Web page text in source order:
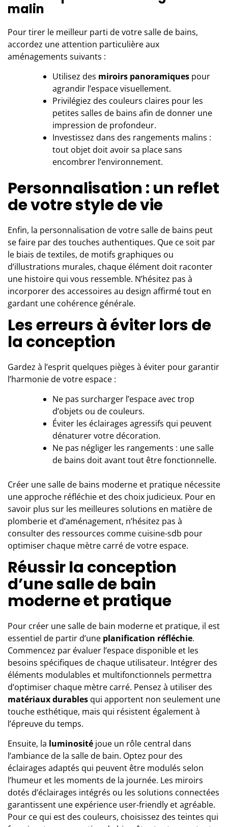
malin
Pour tirer le meilleur parti de votre salle de bains,
accordez une attention particulière aux
aménagements suivants :
Utilisez des miroirs panoramiques pour
agrandir l’espace visuellement.
Privilégiez des couleurs claires pour les
petites salles de bains afin de donner une
impression de profondeur.
Investissez dans des rangements malins :
tout objet doit avoir sa place sans
encombrer l’environnement.
Personnalisation : un reflet
de votre style de vie
Enfin, la personnalisation de votre salle de bains peut
se faire par des touches authentiques. Que ce soit par
le biais de textiles, de motifs graphiques ou
d’illustrations murales, chaque élément doit raconter
une histoire qui vous ressemble. N’hésitez pas à
incorporer des accessoires au design affirmé tout en
gardant une cohérence générale.
Les erreurs à éviter lors de
la conception
Gardez à l’esprit quelques pièges à éviter pour garantir
l’harmonie de votre espace :
Ne pas surcharger l’espace avec trop
d’objets ou de couleurs.
Éviter les éclairages agressifs qui peuvent
dénaturer votre décoration.
Ne pas négliger les rangements : une salle
de bains doit avant tout être fonctionnelle.
Créer une salle de bains moderne et pratique nécessite
une approche réfléchie et des choix judicieux. Pour en
savoir plus sur les meilleures solutions en matière de
plomberie et d’aménagement, n’hésitez pas à
consulter des ressources comme cuisine-sdb pour
optimiser chaque mètre carré de votre espace.
Réussir la conception
d’une salle de bain
moderne et pratique
Pour créer une salle de bain moderne et pratique, il est
essentiel de partir d’une planification réfléchie.
Commencez par évaluer l’espace disponible et les
besoins spécifiques de chaque utilisateur. Intégrer des
éléments modulables et multifonctionnels permettra
d’optimiser chaque mètre carré. Pensez à utiliser des
matériaux durables qui apportent non seulement une
touche esthétique, mais qui résistent également à
l’épreuve du temps.
Ensuite, la luminosité joue un rôle central dans
l’ambiance de la salle de bain. Optez pour des
éclairages adaptés qui peuvent être modulés selon
l’humeur et les moments de la journée. Les miroirs
dotés d’éclairages intégrés ou les solutions connectées
garantissent une expérience user-friendly et agréable.
Pour ce qui est des couleurs, choisissez des teintes qui